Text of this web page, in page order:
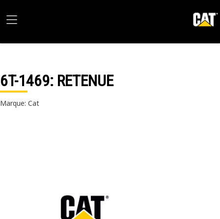
6T-1469: RETENUE
Marque: Cat